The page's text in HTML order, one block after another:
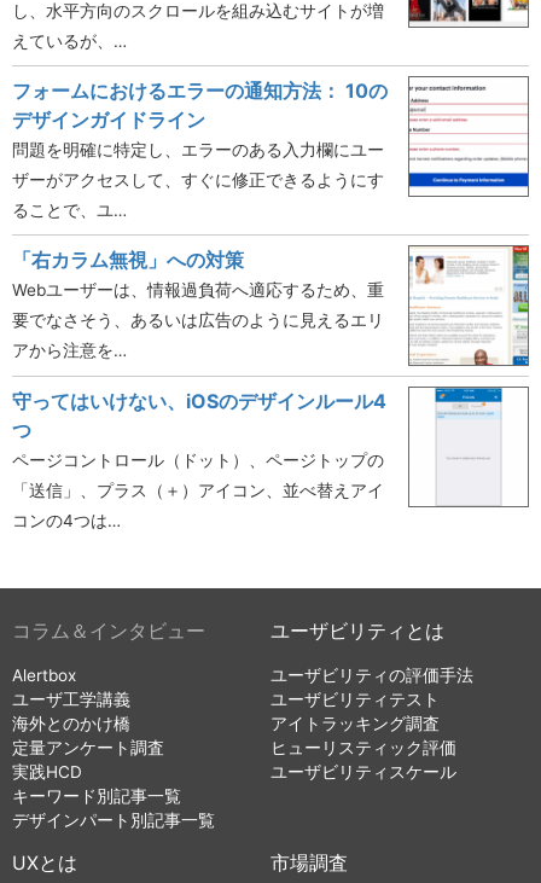
し、水平方向のスクロールを組み込むサイトが増
えているが、…
フォームにおけるエラーの通知方法： 10の
デザインガイドライン
問題を明確に特定し、エラーのある入力欄にユー
ザーがアクセスして、すぐに修正できるようにす
ることで、ユ…
「右カラム無視」への対策
Webユーザーは、情報過負荷へ適応するため、重
要でなさそう、あるいは広告のように見えるエリ
アから注意を…
守ってはいけない、iOSのデザインルール4
つ
ページコントロール（ドット）、ページトップの
「送信」、プラス（＋）アイコン、並べ替えアイ
コンの4つは…
コラム＆インタビュー
Alertbox
ユーザ工学講義
海外とのかけ橋
定量アンケート調査
実践HCD
キーワード別記事一覧
デザインパート別記事一覧
ユーザビリティとは
ユーザビリティの評価手法
ユーザビリティテスト
アイトラッキング調査
ヒューリスティック評価
ユーザビリティスケール
UXとは 市場調査